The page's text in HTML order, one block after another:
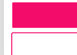
est la
de travail, de